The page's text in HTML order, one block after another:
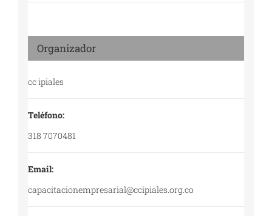
Organizador
cc ipiales
Teléfono:
318 7070481
Email:
capacitacionempresarial@ccipiales.org.co